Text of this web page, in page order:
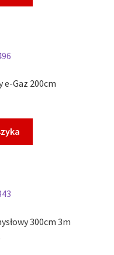
e-Gaz 200cm
300cm 3m